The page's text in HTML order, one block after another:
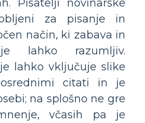
Pisatelji novinarske
za pisanje in
način, ki zabava in
lahko razumljiv.
lahko vključuje slike
citati in je
na splošno ne gre
včasih pa je